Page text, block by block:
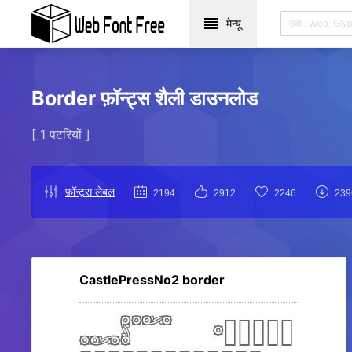
मेन्यू
Border फ़ॉन्ट्स शैली डाउनलोड
[ 1 पटरियों ]
फ़ॉन्ट्स लेबल 2194 2912 2246
CastlePressNo2 border